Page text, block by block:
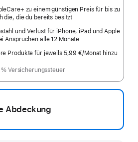
zu einem günstigen Preis für bis zu
die, die du bereits besitzt
und Verlust für iPhone, iPad und Apple
Ansprüchen alle 12 Monate
Produkte für jeweils 5,99 €/Monat hinzu
Versicherungssteuer
Abdeckung